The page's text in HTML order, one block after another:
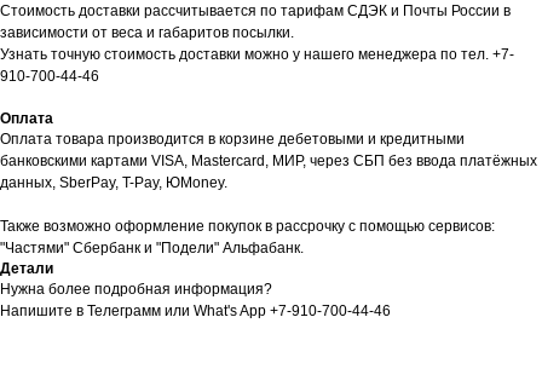
Стоимость доставки рассчитывается по тарифам СДЭК и Почты России в
зависимости от веса и габаритов посылки.
Узнать точную стоимость доставки можно у нашего менеджера по тел. +7-
910-700-44-46
Оплата
Оплата товара производится в корзине дебетовыми и кредитными
банковскими картами VISA, Mastercard, МИР, через СБП без ввода платёжных
данных, SberPay, T-Pay, ЮMoney.
Также возможно оформление покупок в рассрочку с помощью сервисов:
"Частями" Сбербанк и "Подели" Альфабанк.
Детали
Нужна более подробная информация?
Напишите в Телеграмм или What's App +7-910-700-44-46